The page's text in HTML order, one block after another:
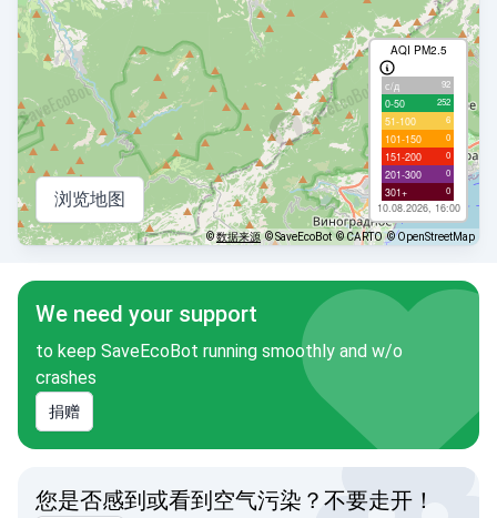
AQI PM2.5
с/д 92
0-50 252
51-100 6
101-150 0
151-200 0
201-300 0
301+ 0
10.08.2026, 16:00
浏览地图
©数据来源 © SaveEcoBot © CARTO © OpenStreetMap
We need your support
to keep SaveEcoBot running smoothly and w/o
crashes
捐赠
您是否感到或看到空气污染？不要走开！